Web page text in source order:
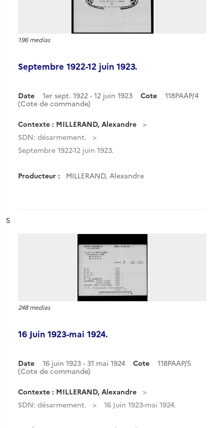
196 medias
Septembre 1922-12 juin 1923.
Date 1er sept. 1922 - 12 juin 1923 Cote
118PAAP/4
(Cote de commande)
Contexte : MILLERAND, Alexandre
SDN: désarmement.
Septembre 1922-12 juin 1923.
Producteur : MILLERAND, Alexandre
n°
5
248 medias
16 Juin 1923-mai 1924.
Date 16 juin 1923 - 31 mai 1924 Cote
118PAAP/5
(Cote de commande)
Contexte : MILLERAND, Alexandre
SDN: désarmement.
16 Juin 1923-mai 1924.